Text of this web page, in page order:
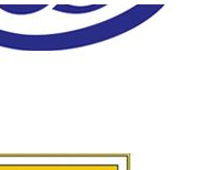
Instagram